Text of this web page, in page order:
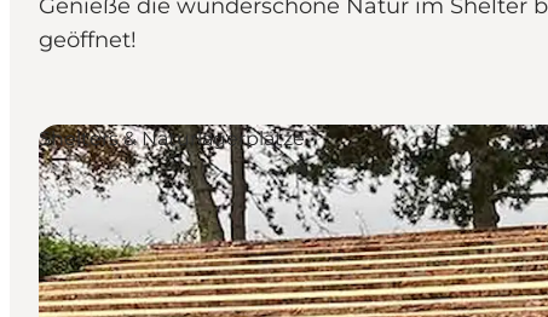
Übernachtung
Genieße die wunderschöne Natur im Shelter
geöffnet!
Shelters & Naturlagerplätze